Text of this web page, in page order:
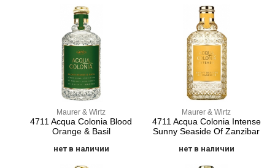
Maurer & Wirtz
4711 Acqua Colonia Blood
Orange & Basil
нет в наличии
Maurer & Wirtz
4711 Acqua Colonia Intense
Sunny Seaside Of Zanzibar
нет в наличии